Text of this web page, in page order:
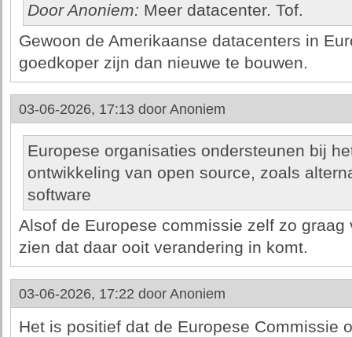
Door Anoniem: Meer datacenter. Tof.
Gewoon de Amerikaanse datacenters in
goedkoper zijn dan nieuwe te bouwen.
03-06-2026, 17:13 door Anoniem
Europese organisaties ondersteunen bij
ontwikkeling van open source, zoals
software
Alsof de Europese commissie zelf zo
zien dat daar ooit verandering in komt.
03-06-2026, 17:22 door Anoniem
Het is positief dat de Europese Commissie